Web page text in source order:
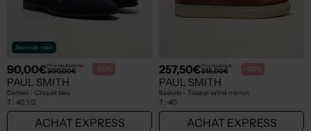
Seconde main
90,00€Prix neuf estimé :
300,00€ -70%
PAUL SMITH
Derbies - Chiquet bleu
T : 40 1/2
ACHAT EXPRESS
257,50€Prix boutique :
515,00€ -50%
PAUL SMITH
Baskets - Tissage satiné marron
T : 40
ACHAT EXPRESS